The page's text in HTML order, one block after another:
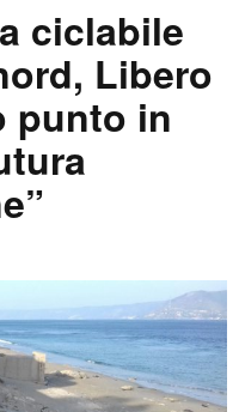
ciclabile
Libero
punto in